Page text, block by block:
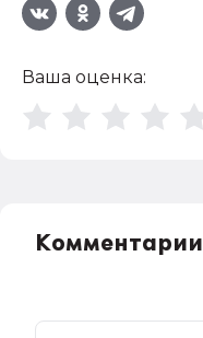
Ваша оценка:
Комментарии